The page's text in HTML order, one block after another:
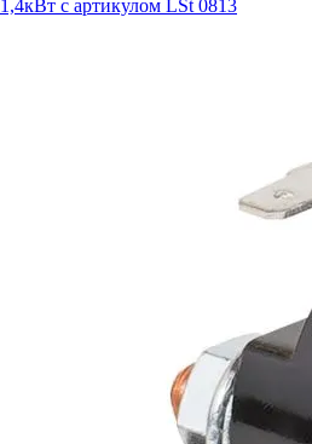
с артикулом LSt 0813